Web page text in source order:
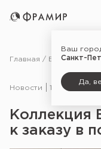
Ваш
Санкт-
Да,
Главная Блог
Новости 17.09.19
Коллекция
к заказу в